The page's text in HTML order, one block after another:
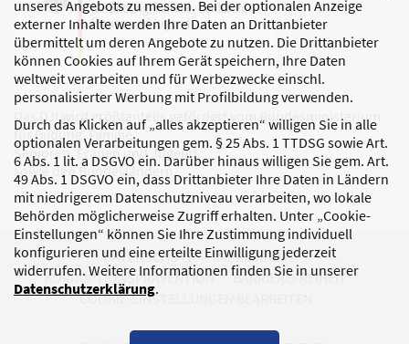
unseres Angebots zu messen. Bei der optionalen Anzeige
externer Inhalte werden Ihre Daten an Drittanbieter
übermittelt um deren Angebote zu nutzen. Die Drittanbieter
können Cookies auf Ihrem Gerät speichern, Ihre Daten
weltweit verarbeiten und für Werbezwecke einschl.
personalisierter Werbung mit Profilbildung verwenden.
Durch das Klicken auf „alles akzeptieren“ willigen Sie in alle
optionalen Verarbeitungen gem. § 25 Abs. 1 TTDSG sowie Art.
6 Abs. 1 lit. a DSGVO ein. Darüber hinaus willigen Sie gem. Art.
49 Abs. 1 DSGVO ein, dass Drittanbieter Ihre Daten in Ländern
mit niedrigerem Datenschutzniveau verarbeiten, wo lokale
Behörden möglicherweise Zugriff erhalten. Unter „Cookie-
Einstellungen“ können Sie Ihre Zustimmung individuell
konfigurieren und eine erteilte Einwilligung jederzeit
widerrufen. Weitere Informationen finden Sie in unserer
Datenschutzerklärung.
Das DJI wird größtenteils gefördert vom Bundesministerium
für Bildung, Familie,
Senioren, Frauen und Jugend
sowie den Bundesländern.
DATENSCHUTZ
IMPRESSUM
KORRUPTIONSPRÄVENTION
BARRIEREFREIHEIT
COOKIE-EINSTELLUNGEN BEARBEITEN